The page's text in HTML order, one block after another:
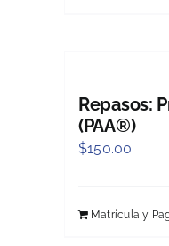
Repasos:
(PAA®)
$150.00
Matrícula y